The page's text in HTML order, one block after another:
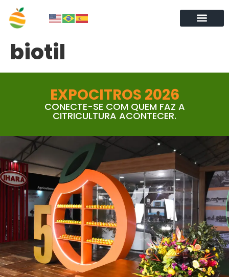
biotil
EXPOCITROS 2026
CONECTE-SE COM QUEM FAZ A
CITRICULTURA ACONTECER.